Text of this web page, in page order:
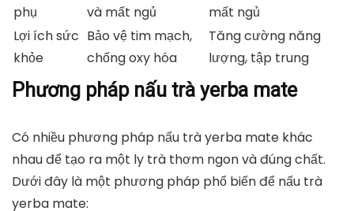
phụ
và mất ngủ
mất ngủ
Lợi ích sức
khỏe
Bảo vệ tim mạch,
chống oxy hóa
Tăng cường năng
lượng, tập trung
Phương pháp nấu trà yerba mate
Có nhiều phương pháp nấu trà yerba mate khác
nhau để tạo ra một ly trà thơm ngon và đúng chất.
Dưới đây là một phương pháp phổ biến để nấu trà
yerba mate: